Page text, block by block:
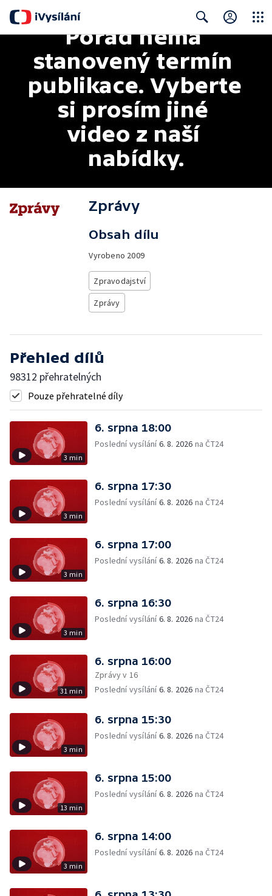
Search
Pořad nemá
stanovený termín
publikace. Vyberte
si prosím jiné
video z naší
nabídky.
Zprávy
Obsah dílu
Vyrobeno 2009
Zpravodajství
Zprávy
Přehled dílů
98312 přehratelných
Pouze přehratelné díly
3 min
6. srpna 18:00
Poslední vysílání6. 8. 2026 na ČT24
3 min
6. srpna 17:30
Poslední vysílání6. 8. 2026 na ČT24
3 min
6. srpna 17:00
Poslední vysílání6. 8. 2026 na ČT24
3 min
6. srpna 16:30
Poslední vysílání6. 8. 2026 na ČT24
31 min
6. srpna 16:00
Zprávy v 16
Poslední vysílání6. 8. 2026 na ČT24
3 min
6. srpna 15:30
Poslední vysílání6. 8. 2026 na ČT24
13 min
6. srpna 15:00
Poslední vysílání6. 8. 2026 na ČT24
3 min
6. srpna 14:00
Poslední vysílání6. 8. 2026 na ČT24